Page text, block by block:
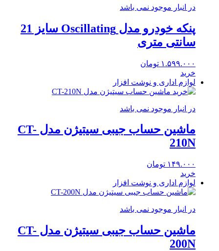
در انبار موجود نمی باشد
پنکه خودرو مدل Oscillating سایز 21
سانتی متری
۱.۵۹۹.۰۰۰ تومان
خرید
لوازم اداری و نوشت افزار
در انبار موجود نمی باشد
ماشین حساب جیبی سیتیژن مدل CT-
210N
۱۴۹.۰۰۰ تومان
خرید
لوازم اداری و نوشت افزار
در انبار موجود نمی باشد
ماشین حساب جیبی سیتیژن مدل CT-
200N